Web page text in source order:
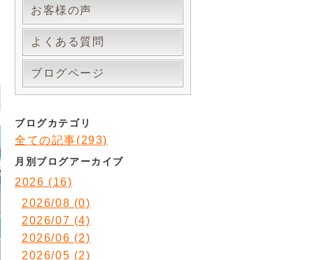
お客様の声
よくある質問
ブログページ
ブログカテゴリ
全ての記事(293)
月別ブログアーカイブ
2026 (16)
2026/08 (0)
2026/07 (4)
2026/06 (2)
2026/05 (2)